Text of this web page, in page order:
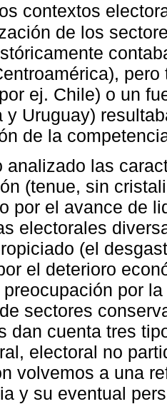
contextos
de los
ej. Chile) o un
y Uruguay)
de la
analizado las
(tenue, sin
por el avance de
electorales
(el
el deterioro
por
sectores
dan cuenta tres
electoral no
volvemos a una
y su eventual